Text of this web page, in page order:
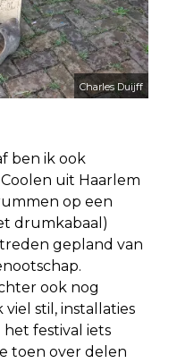
Charles Duijff
ben ik ook
uit Haarlem
op een
drumkabaal)
gepland van
ook nog
stil, installaties
festival iets
toen over delen